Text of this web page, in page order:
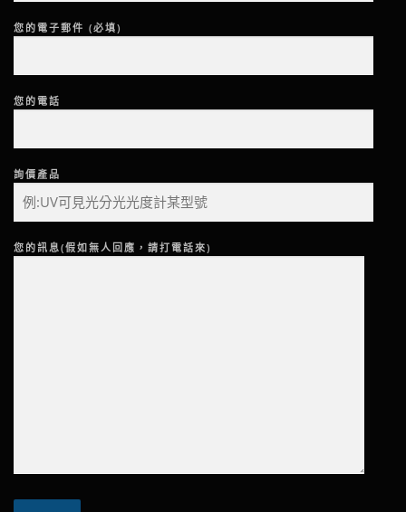
您的電子郵件 (必填)
您的電話
詢價產品
您的訊息(假如無人回應，請打電話來)